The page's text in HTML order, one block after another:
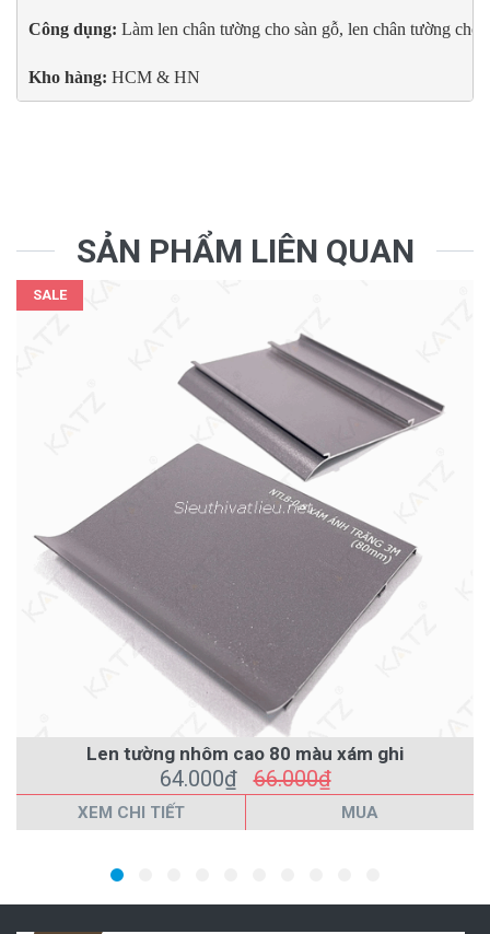
Công dụng: Làm len chân tường cho sàn gỗ, len chân tường cho
Kho hàng: HCM & HN
SẢN PHẨM LIÊN QUAN
SALE
Len tường nhôm cao 80 màu xám ghi
64.000₫66.000₫
XEM CHI TIẾT MUA